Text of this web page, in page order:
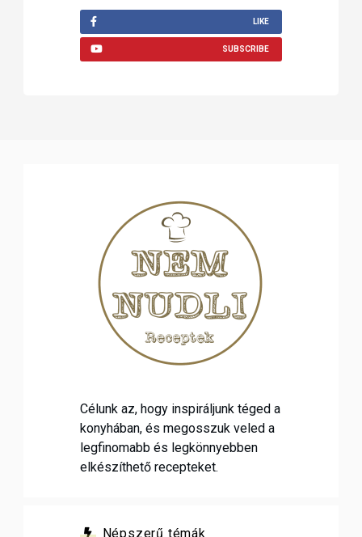
LIKE
SUBSCRIBE
Célunk az, hogy inspiráljunk téged a
konyhában, és megosszuk veled a
legfinomabb és legkönnyebben
elkészíthető recepteket.
Népszerű témák